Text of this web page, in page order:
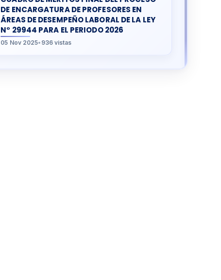
DE ENCARGATURA DE PROFESORES EN
ÁREAS DE DESEMPEÑO LABORAL DE LA LEY
N° 29944 PARA EL PERIODO 2026
05 Nov 2025• 936 vistas